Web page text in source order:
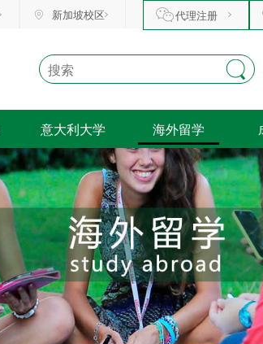
新加坡校区 代理注册
意大利大学 海外留学